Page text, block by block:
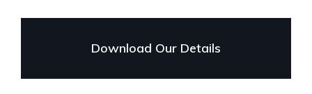
Download Our Details